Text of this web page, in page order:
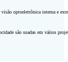
optoeletrônica interna e
são usadas em vários